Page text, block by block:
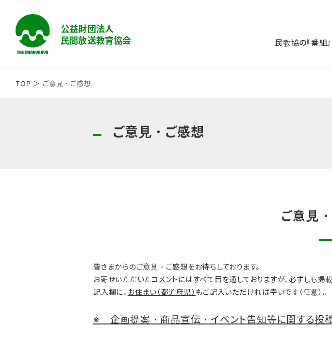
民教協の『番組』
TOP ご意見・ご感想
ご意見・ご感想
ご意見
皆さまからのご意見・ご感想をお待ちしております。
お寄せいただいたコメントにはすべて目を通しておりますが、必ずしも掲
記入欄に、 お住まい（都道府県） もご記入いただければ幸いです（任意）。
※ 企画提案・商品宣伝・イベント告知等に関する投稿